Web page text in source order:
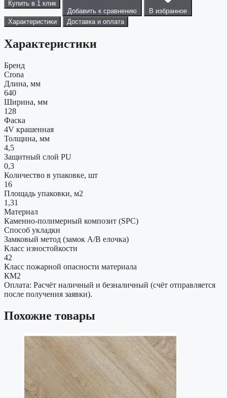
Купить в 1 клик
Добавить к сравнению
В избранное
Характеристики
Доставка и оплата
Характеристики
Бренд
Crona
Длина, мм
640
Ширина, мм
128
Фаска
4V крашенная
Толщина, мм
4,5
Защитный слой PU
0,3
Количество в упаковке, шт
16
Площадь упаковки, м2
1,31
Материал
Каменно-полимерный композит (SPC)
Способ укладки
Замковый метод (замок А/В елочка)
Класс изностойкости
42
Класс пожарной опасности материала
КМ2
Оплата: Расчёт наличный и безналичный (счёт отправляется
после получения заявки).
Похожие товары